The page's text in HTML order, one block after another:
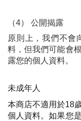
（4） 公開揭露
原則上，我們不會
料，但我們可能會
露您的個人資料。
未成年人
本商店不適用於18
個人資料。如果您